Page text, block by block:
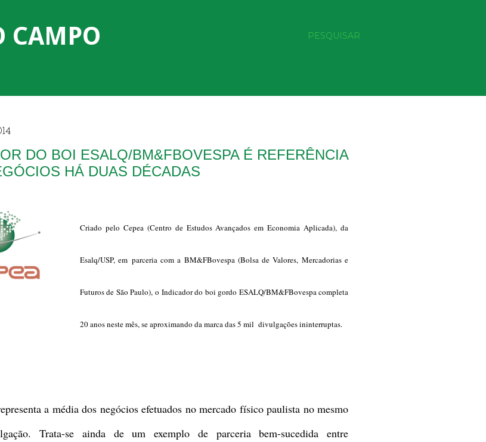
PESQUISAR
CAMPO
DO BOI ESALQ/BM&FBOVESPA É REFERÊNCIA
HÁ DUAS DÉCADAS
Criado pelo Cepea (Centro de Estudos Avançados em Economia Aplicada), da
Esalq/USP, em parceria com a BM&FBovespa (Bolsa de Valores, Mercadorias e
Futuros de São Paulo), o Indicador do boi gordo ESALQ/BM&FBovespa completa
20anosneste mês, se aproximando da marca das 5 mil divulgações ininterruptas.
a média dos negócios efetuados no mercado físico paulista no mesmo
Trata-se ainda de um exemplo de parceria bem-sucedida entre